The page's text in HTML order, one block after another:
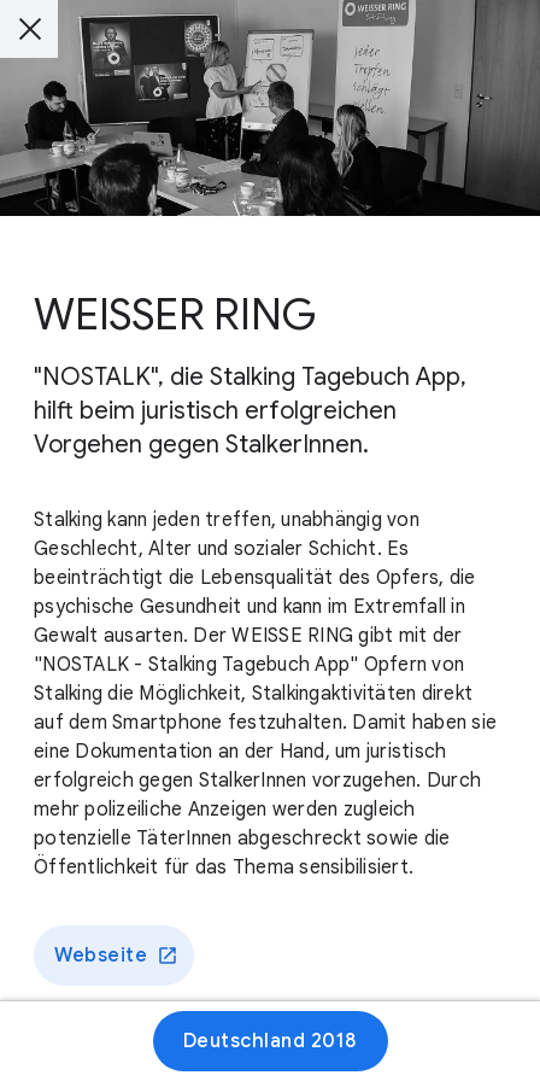
WEISSER RING
"NOSTALK", die Stalking Tagebuch App,
hilft beim juristisch erfolgreichen
Vorgehen gegen StalkerInnen.
Stalking kann jeden treffen, unabhängig von
Geschlecht, Alter und sozialer Schicht. Es
beeinträchtigt die Lebensqualität des Opfers, die
psychische Gesundheit und kann im Extremfall in
Gewalt ausarten. Der WEISSE RING gibt mit der
"NOSTALK - Stalking Tagebuch App" Opfern von
Stalking die Möglichkeit, Stalkingaktivitäten direkt
auf dem Smartphone festzuhalten. Damit haben sie
eine Dokumentation an der Hand, um juristisch
erfolgreich gegen StalkerInnen vorzugehen. Durch
mehr polizeiliche Anzeigen werden zugleich
potenzielle TäterInnen abgeschreckt sowie die
Öffentlichkeit für das Thema sensibilisiert.
Webseite
Deutschland 2018